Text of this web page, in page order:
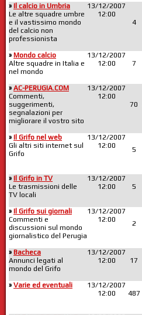
» Il calcio in Umbria
Le altre squadre umbre
e il vastissimo mondo
del calcio non
professionista
13/12/2007
12:00
4
» Mondo calcio
Altre squadre in Italia e
nel mondo
13/12/2007
12:00
7
» AC-PERUGIA.COM
Commenti,
suggerimenti,
segnalazioni per
migliorare il vostro sito
13/12/2007
12:00
70
» Il Grifo nel web
Gli altri siti internet sul
Grifo
13/12/2007
12:00
5
» Il Grifo in TV
Le trasmissioni delle
TV locali
13/12/2007
12:00
5
» Il Grifo sui giornali
Commenti e
discussioni sul mondo
giornalistico del Perugia
13/12/2007
12:00
2
» Bacheca
Annunci legati al
mondo del Grifo
13/12/2007
12:00
17
» Varie ed eventuali
13/12/2007
12:00
487